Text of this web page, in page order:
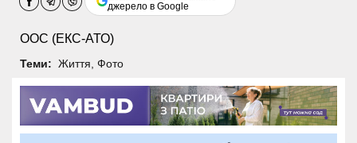
джерело в Google
ООС (ЕКС-АТО)
Теми: Життя Фото